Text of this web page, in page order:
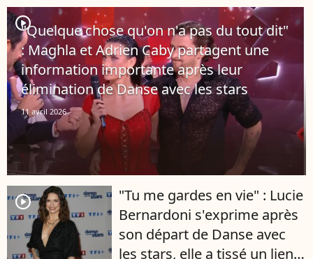
dont l’alchimie crevait...
player2
"Quelque chose qu'on n'a pas du tout dit"
: Maghla et Adrien Caby partagent une
information importante après leur
élimination de Danse avec les stars
11 avril 2026
player2
"Tu me gardes en vie" : Lucie
Bernardoni s'exprime après
son départ de Danse avec
les stars, elle a tissé un lien